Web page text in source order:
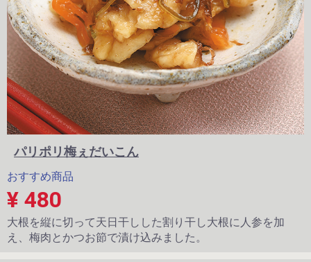
パリポリ梅ぇだいこん
おすすめ商品
¥ 480
大根を縦に切って天日干しした割り干し大根に人参を加
え、梅肉とかつお節で漬け込みました。